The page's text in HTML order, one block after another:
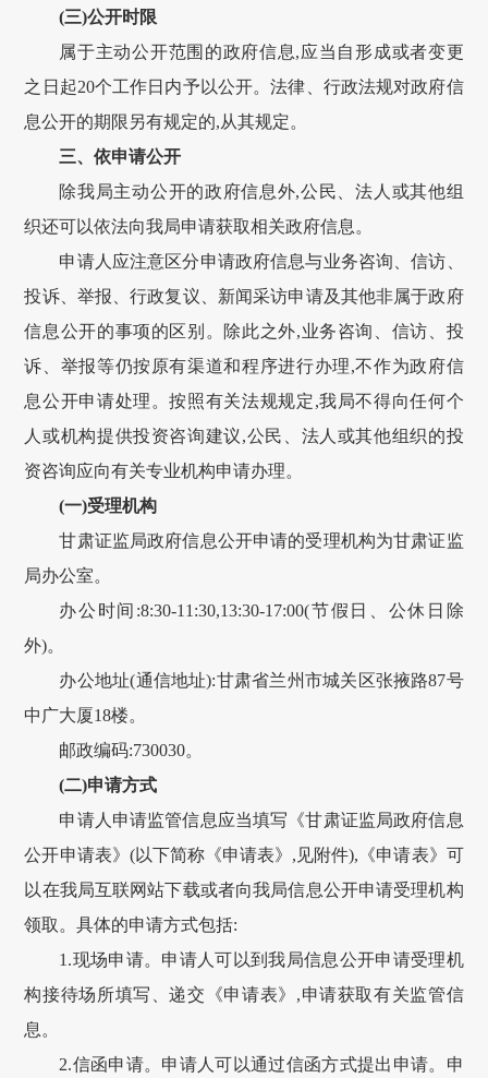
(三)公开时限
属于主动公开范围的政府信息,应当自形成或者变更
之日起20个工作日内予以公开。法律、行政法规对政府信
息公开的期限另有规定的,从其规定。
三、依申请公开
除我局主动公开的政府信息外,公民、法人或其他组
织还可以依法向我局申请获取相关政府信息。
申请人应注意区分申请政府信息与业务咨询、信访、
投诉、举报、行政复议、新闻采访申请及其他非属于政府
信息公开的事项的区别。除此之外,业务咨询、信访、投
诉、举报等仍按原有渠道和程序进行办理,不作为政府信
息公开申请处理。按照有关法规规定,我局不得向任何个
人或机构提供投资咨询建议,公民、法人或其他组织的投
资咨询应向有关专业机构申请办理。
(一)受理机构
甘肃证监局政府信息公开申请的受理机构为甘肃证监
局办公室。
办公时间:8:30-11:30,13:30-17:00(节假日、公休日除
外)。
办公地址(通信地址):甘肃省兰州市城关 区张掖路87号
中广大厦18楼。
邮政编码:730030。
(二)申请方式
申请人申请监管信息应当填写《甘肃证监局政府信息
公开申请表》(以下简称《申请表》,见附件),《申请表》可
以在我局互联网站下载或者向我局信息公开申请受理机构
领取。具体的申请方式包括:
1.现场申请。申请人可以到我局信息公开申请受理机
构接待场所填写、递交《申请表》,申请获取有关监管信
息。
2.信函申请。申请人可以通过信函方式提出申请。申